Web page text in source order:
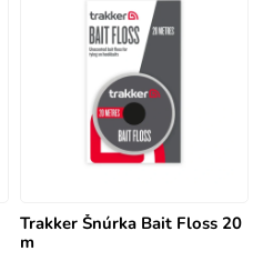
Trakker Šnúrka Bait Floss 20
m